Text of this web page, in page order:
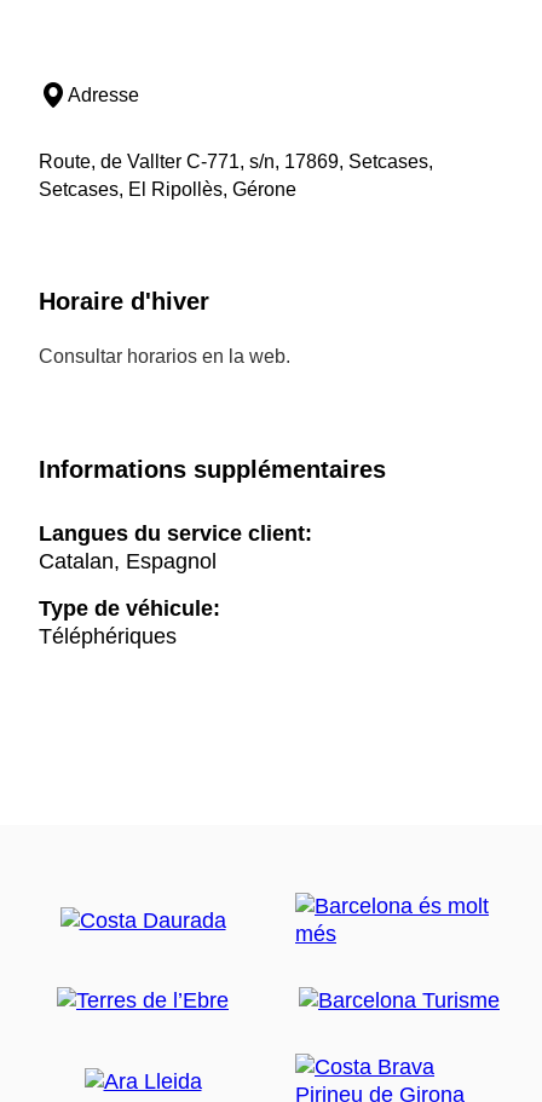
Adresse
Route, de Vallter C-771, s/n, 17869, Setcases,
Setcases, El Ripollès, Gérone
Horaire d'hiver
Consultar horarios en la web.
Informations supplémentaires
Langues du service client:
Catalan, Espagnol
Type de véhicule:
Téléphériques